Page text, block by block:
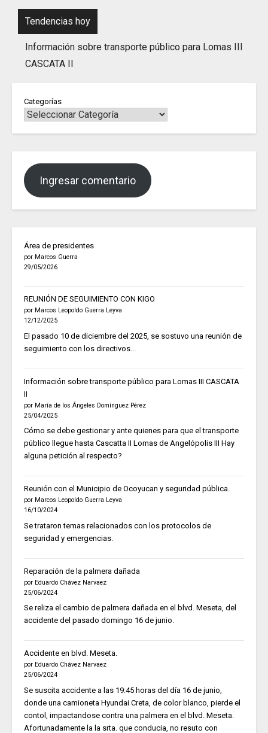
Tendencias hoy
Información sobre transporte público para Lomas III
CASCATA II
Categorías
Ingresar comentario
Área de presidentes
por Marcos Guerra
29/05/2026
REUNIÓN DE SEGUIMIENTO CON KIGO
por Marcos Leopoldo Guerra Leyva
12/12/2025
El pasado 10 de diciembre del 2025, se sostuvo una reunión de
seguimiento con los directivos...
Información sobre transporte público para Lomas III CASCATA
II
por María de los Ángeles Domínguez Pérez
25/04/2025
Cómo se debe gestionar y ante quienes para que el transporte
público llegue hasta Cascatta II Lomas de Angelópolis III Hay
alguna petición al respecto?
Reunión con el Municipio de Ocoyucan y seguridad pública.
por Marcos Leopoldo Guerra Leyva
16/10/2024
Se trataron temas relacionados con los protocolos de
seguridad y emergencias.
Reparación de la palmera dañada
por Eduardo Chávez Narvaez
25/06/2024
Se reliza el cambio de palmera dañada en el blvd. Meseta, del
accidente del pasado domingo 16 de junio.
Accidente en blvd. Meseta.
por Eduardo Chávez Narvaez
25/06/2024
Se suscita accidente a las 19:45 horas del día 16 de junio,
donde una camioneta Hyundai Creta, de color blanco, pierde el
contol, impactandose contra una palmera en el blvd. Meseta.
Afortunadamente la la srta. que conducia, no resuto con